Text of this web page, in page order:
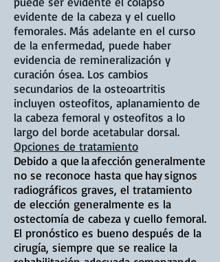
evidente de la cabeza y el cuello
femorales. Más adelante en el curso
de la enfermedad, puede haber
evidencia de remineralización y
curación ósea. Los cambios
secundarios de la osteoartritis
incluyen osteofitos, aplanamiento de
la cabeza femoral y osteofitos a lo
largo del borde acetabular dorsal.
Opciones de tratamiento
Debido a que laafección generalmente
no se reconoce hasta que haysignos
radiográficos graves, el tratamiento
de elección generalmente es la
ostectomía de cabeza y cuello femoral.
El pronóstico es bueno después de la
cirugía, siempre que se realice la